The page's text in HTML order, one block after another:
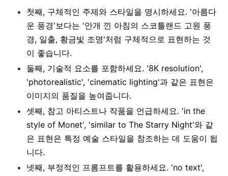
첫째, 구체적인 주제와 스타일을 명시하세요. '아름다
운 풍경'보다는 '안개 낀 아침의 스코틀랜드 고원 풍
경, 일출, 황금빛 조명'처럼 구체적으로 표현하는 것
이 좋습니다.
둘째, 기술적 요소를 포함하세요. '8K resolution',
'photorealistic', 'cinematic lighting'과 같은 표현은
이미지의 품질을 높여줍니다.
셋째, 참고 아티스트나 작품을 언급하세요. 'in the
style of Monet', 'similar to The Starry Night'와 같
은 표현은 특정 예술 스타일을 참조하는 데 도움이 됩
니다.
넷째, 부정적인 프롬프트를 활용하세요. 'no text',